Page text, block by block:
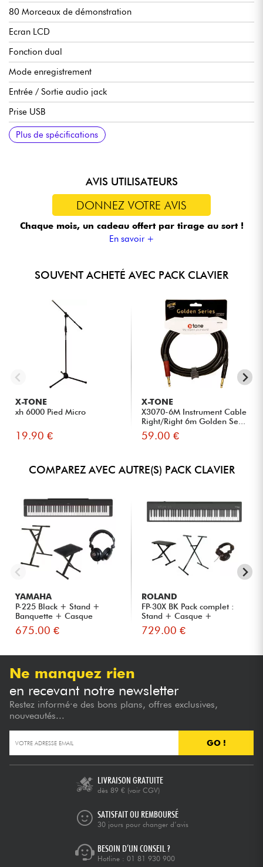
80 Morceaux de démonstration
Ecran LCD
Fonction dual
Mode enregistrement
Entrée / Sortie audio jack
Prise USB
Mode Transpose
Equaliseur
Réglage la Vélocité numérique 5 niveaux
Connection Bluetooth
Dimensions : 140 x 80 x 40 cm
Plus de spécifications
AVIS UTILISATEURS
DONNEZ VOTRE AVIS
Chaque mois, un cadeau offert par tirage au sort !
En savoir +
SOUVENT ACHETÉ AVEC PACK CLAVIER
X-TONE
xh 6000 Pied Micro
19.90 €
X-TONE
X3070-6M Instrument Cable
Right/Right 6m Golden Se...
59.00 €
COMPAREZ AVEC AUTRE(S) PACK CLAVIER
YAMAHA
P-225 Black + Stand +
Banquette + Casque
675.00 €
ROLAND
FP-30X BK Pack complet :
Stand + Casque +
Banquett...
729.00 €
Ne manquez rien
en recevant notre newsletter
Restez informé·e des bons plans, offres exclusives,
nouveautés...
GO !
LIVRAISON GRATUITE
dès 89 € (voir CGV)
SATISFAIT OU REMBOURSÉ
30 jours pour changer d’avis
BESOIN D’UN CONSEIL ?
Hotline : 01 81 930 900